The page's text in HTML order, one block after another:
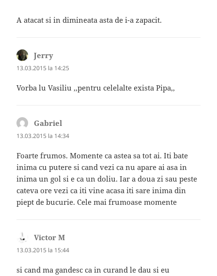
A atacat si in dimineata asta de i-a zapacit.
Jerry
13.03.2015 la 14:25
Vorba lu Vasiliu ,,pentru celelalte exista Pipa,,
Gabriel
13.03.2015 la 14:34
Foarte frumos. Momente ca astea sa tot ai. Iti bate
inima cu putere si cand vezi ca nu apare ai asa in
inima un gol si e ca un doliu. Iar a doua zi sau peste
cateva ore vezi ca iti vine acasa iti sare inima din
piept de bucurie. Cele mai frumoase momente
Victor M
13.03.2015 la 15:44
si cand ma gandesc ca in curand le dau si eu